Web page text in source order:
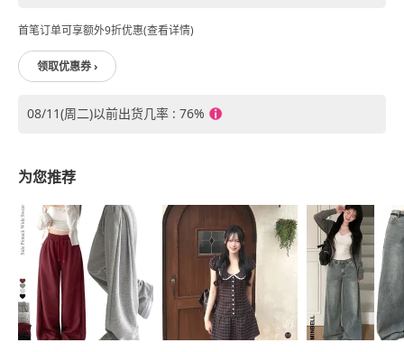
首笔订单可享额外9折优惠(查看详情)
领取优惠券 ›
08/11(周二)以前出货几率 : 76%
为您推荐